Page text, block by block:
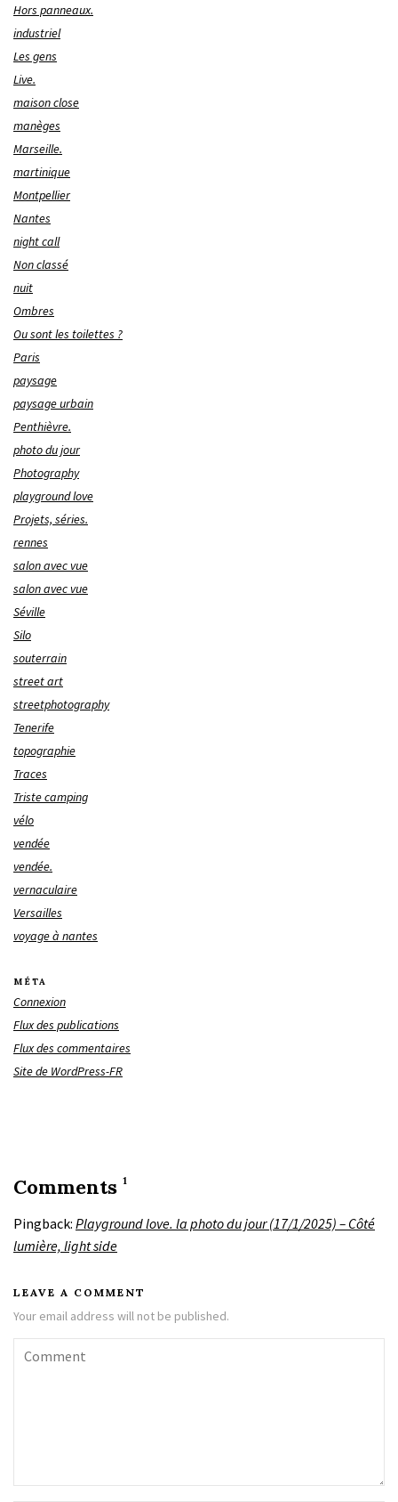
Hors panneaux.
industriel
Les gens
Live.
maison close
manèges
Marseille.
martinique
Montpellier
Nantes
night call
Non classé
nuit
Ombres
Ou sont les toilettes ?
Paris
paysage
paysage urbain
Penthièvre.
photo du jour
Photography
playground love
Projets, séries.
rennes
salon avec vue
salon avec vue
Séville
Silo
souterrain
street art
streetphotography
Tenerife
topographie
Traces
Triste camping
vélo
vendée
vendée.
vernaculaire
Versailles
voyage à nantes
MÉTA
Connexion
Flux des publications
Flux des commentaires
Site de WordPress-FR
Comments 1
Pingback: Playground love. la photo du jour (17/1/2025) – Côté
lumière, light side
LEAVE A COMMENT
Your email address will not be published.